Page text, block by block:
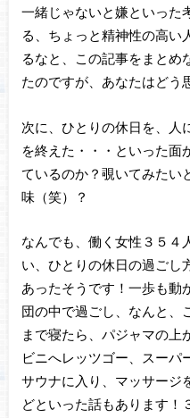
一緒じゃないと嫌といった
る、ちょっと精神性の高い
るなと、この記事をまとめ
たのですが、あなたはどう
次に、ひとりの休日を、人
を終えた・・・といった面
ているのか？覗いてみたい
味（笑）？
なんでも、働く女性３５４
い、ひとりの休日の過ごし
あったそうです！一歩も動
団の中で過ごし、なんと、
まで寝たら、パジャマの上
ビニへレッツゴー、スーパ
サウナに入り、マッサージ
どといった話もあります！